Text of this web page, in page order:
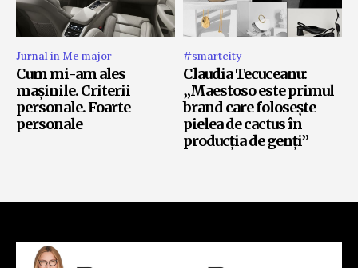
Jurnal in Me major
Cum mi-am ales
mașinile. Criterii
personale. Foarte
personale
#smartcity
Claudia Tecuceanu:
„Maestoso este primul
brand care folosește
pielea de cactus în
producția de genți”